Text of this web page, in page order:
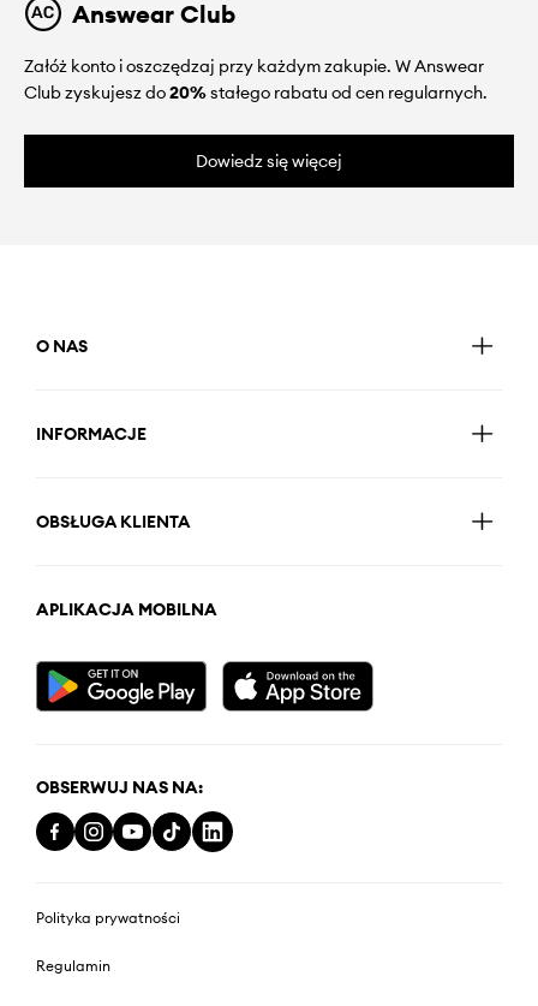
Answear Club
Załóż konto i oszczędzaj przy każdym zakupie. W Answear
Club zyskujesz do20%stałego rabatu od cen regularnych.
Dowiedz się więcej
O NAS
INFORMACJE
OBSŁUGA KLIENTA
APLIKACJA MOBILNA
OBSERWUJ NAS NA:
Polityka prywatności
Regulamin